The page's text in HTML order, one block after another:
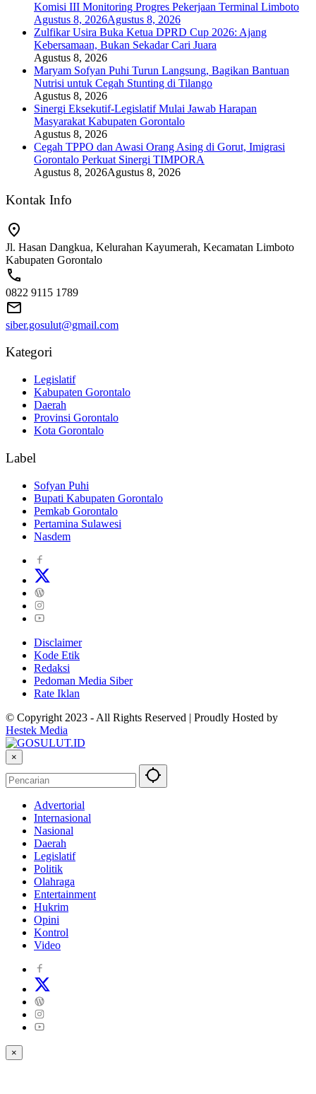
Komisi III Monitoring Progres Pekerjaan Terminal Limboto
Agustus 8, 2026Agustus 8, 2026
Zulfikar Usira Buka Ketua DPRD Cup 2026: Ajang
Kebersamaan, Bukan Sekadar Cari Juara
Agustus 8, 2026
Maryam Sofyan Puhi Turun Langsung, Bagikan Bantuan
Nutrisi untuk Cegah Stunting di Tilango
Agustus 8, 2026
Sinergi Eksekutif-Legislatif Mulai Jawab Harapan
Masyarakat Kabupaten Gorontalo
Agustus 8, 2026
Cegah TPPO dan Awasi Orang Asing di Gorut, Imigrasi
Gorontalo Perkuat Sinergi TIMPORA
Agustus 8, 2026Agustus 8, 2026
Kontak Info
Jl. Hasan Dangkua, Kelurahan Kayumerah, Kecamatan Limboto
Kabupaten Gorontalo
0822 9115 1789
siber.gosulut@gmail.com
Kategori
Legislatif
Kabupaten Gorontalo
Daerah
Provinsi Gorontalo
Kota Gorontalo
Label
Sofyan Puhi
Bupati Kabupaten Gorontalo
Pemkab Gorontalo
Pertamina Sulawesi
Nasdem
Disclaimer
Kode Etik
Redaksi
Pedoman Media Siber
Rate Iklan
© Copyright 2023 - All Rights Reserved | Proudly Hosted by
Hestek Media
×
Advertorial
Internasional
Nasional
Daerah
Legislatif
Politik
Olahraga
Entertainment
Hukrim
Opini
Kontrol
Video
×